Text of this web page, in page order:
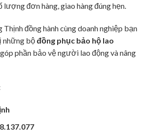
đơn hàng, giao hàng đúng hẹn.
đồng hành cùng doanh nghiệp bạn
những bộđồng phục bảo hộ lao
phần bảo vệ người lao động và nâng